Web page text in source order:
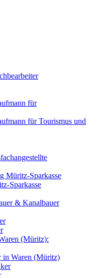
für
für Tourismus und
Müritz-Sparkasse
Sparkasse
& Kanalbauer
(Müritz):
in Waren (Müritz)